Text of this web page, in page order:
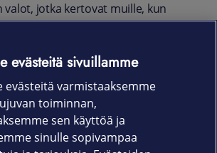
valot, jotka kertovat muille, kun
käynnissä. Yhdistät kuulokkeesi
A)
C)
evästeitä sivuillamme
evästeitä varmistaaksemme
toiminnan,
sen käyttöä ja
sinulle sopivampaa